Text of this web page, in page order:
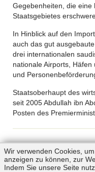
Gegebenheiten, die eine
Staatsgebietes
In Hinblick auf den
auch das gut
drei internationalen
nationale Airports,
und
Staatsoberhaupt des
seit 2005 Abdullah ibn
Posten des
Wir verwenden Cookies,
anzeigen zu können, zur
Indem Sie unsere Seite